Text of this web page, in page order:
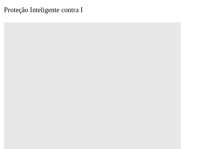
Proteção Inteligente contra I